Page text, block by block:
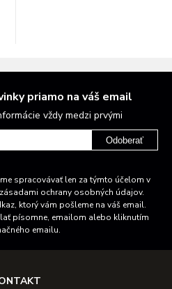
priamo na váš email
vždy medzi prvými
Odoberať
spracovávať len za týmto účelom v
ochrany osobných údajov.
ktorý vám pošleme na váš email.
písomne, emailom alebo kliknutím
emailu.